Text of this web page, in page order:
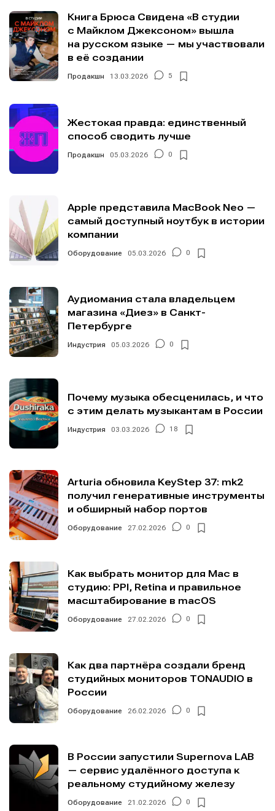
Информация
О проекте
Редакционная политика (в разработке)
Предложение новостей Помощь проекту
Информация
О проекте
Редакционная политика (в разработке)
Предложение новостей Помощь проекту
Книга Брюса Свидена «В студии
с Майклом Джексоном» вышла
на русском языке — мы участвовали
в её создании
Продакшн 13.03.2026 5
Жестокая правда: единственный
способ сводить лучше
Продакшн 05.03.2026 0
Apple представила MacBook Neo —
самый доступный ноутбук в истории
компании
Оборудование 05.03.2026 0
Аудиомания стала владельцем
магазина «Диез» в Санкт-
Петербурге
Индустрия 05.03.2026 0
Почему музыка обесценилась, и что
с этим делать музыкантам в России
Индустрия 03.03.2026 18
Arturia обновила KeyStep 37: mk2
получил генеративные инструменты
и обширный набор портов
Оборудование 27.02.2026 0
Как выбрать монитор для Mac в
студию: PPI, Retina и правильное
масштабирование в macOS
Оборудование 27.02.2026 0
Как два партнёра создали бренд
студийных мониторов TONAUDIO в
России
Оборудование 26.02.2026 0
В России запустили Supernova LAB
— сервис удалённого доступа к
реальному студийному железу
Оборудование 21.02.2026 0